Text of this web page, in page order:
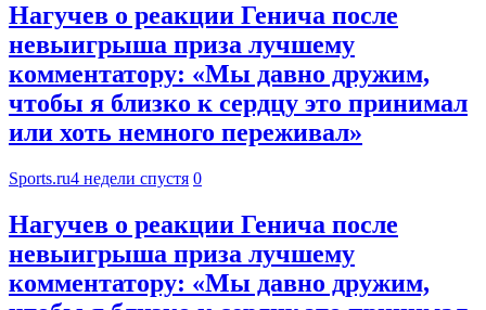
Нагучев о реакции Генича после
невыигрыша приза лучшему
комментатору: «Мы давно дружим,
чтобы я близко к сердцу это принимал
или хоть немного переживал»
Sports.ru4 недели спустя 0
Нагучев о реакции Генича после
невыигрыша приза лучшему
комментатору: «Мы давно дружим,